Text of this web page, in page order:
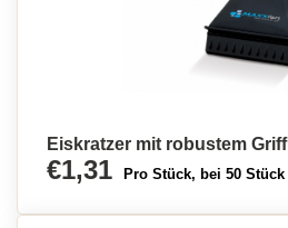
Eiskratzer mit robustem Griff
€1,31 Pro Stück, bei 50 Stück